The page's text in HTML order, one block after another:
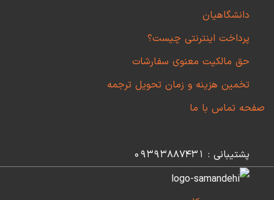
دانشگاهیان
پرداخت اینترنتی چیست؟
حق مالکیت معنوی سفارشات
تخمین هزینه و زمان تحویل ترجمه
صفحه تماس با ما
پشتیبانی : 09393887431